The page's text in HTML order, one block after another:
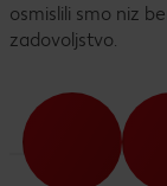
osmislili smo niz
zadovoljstvo.